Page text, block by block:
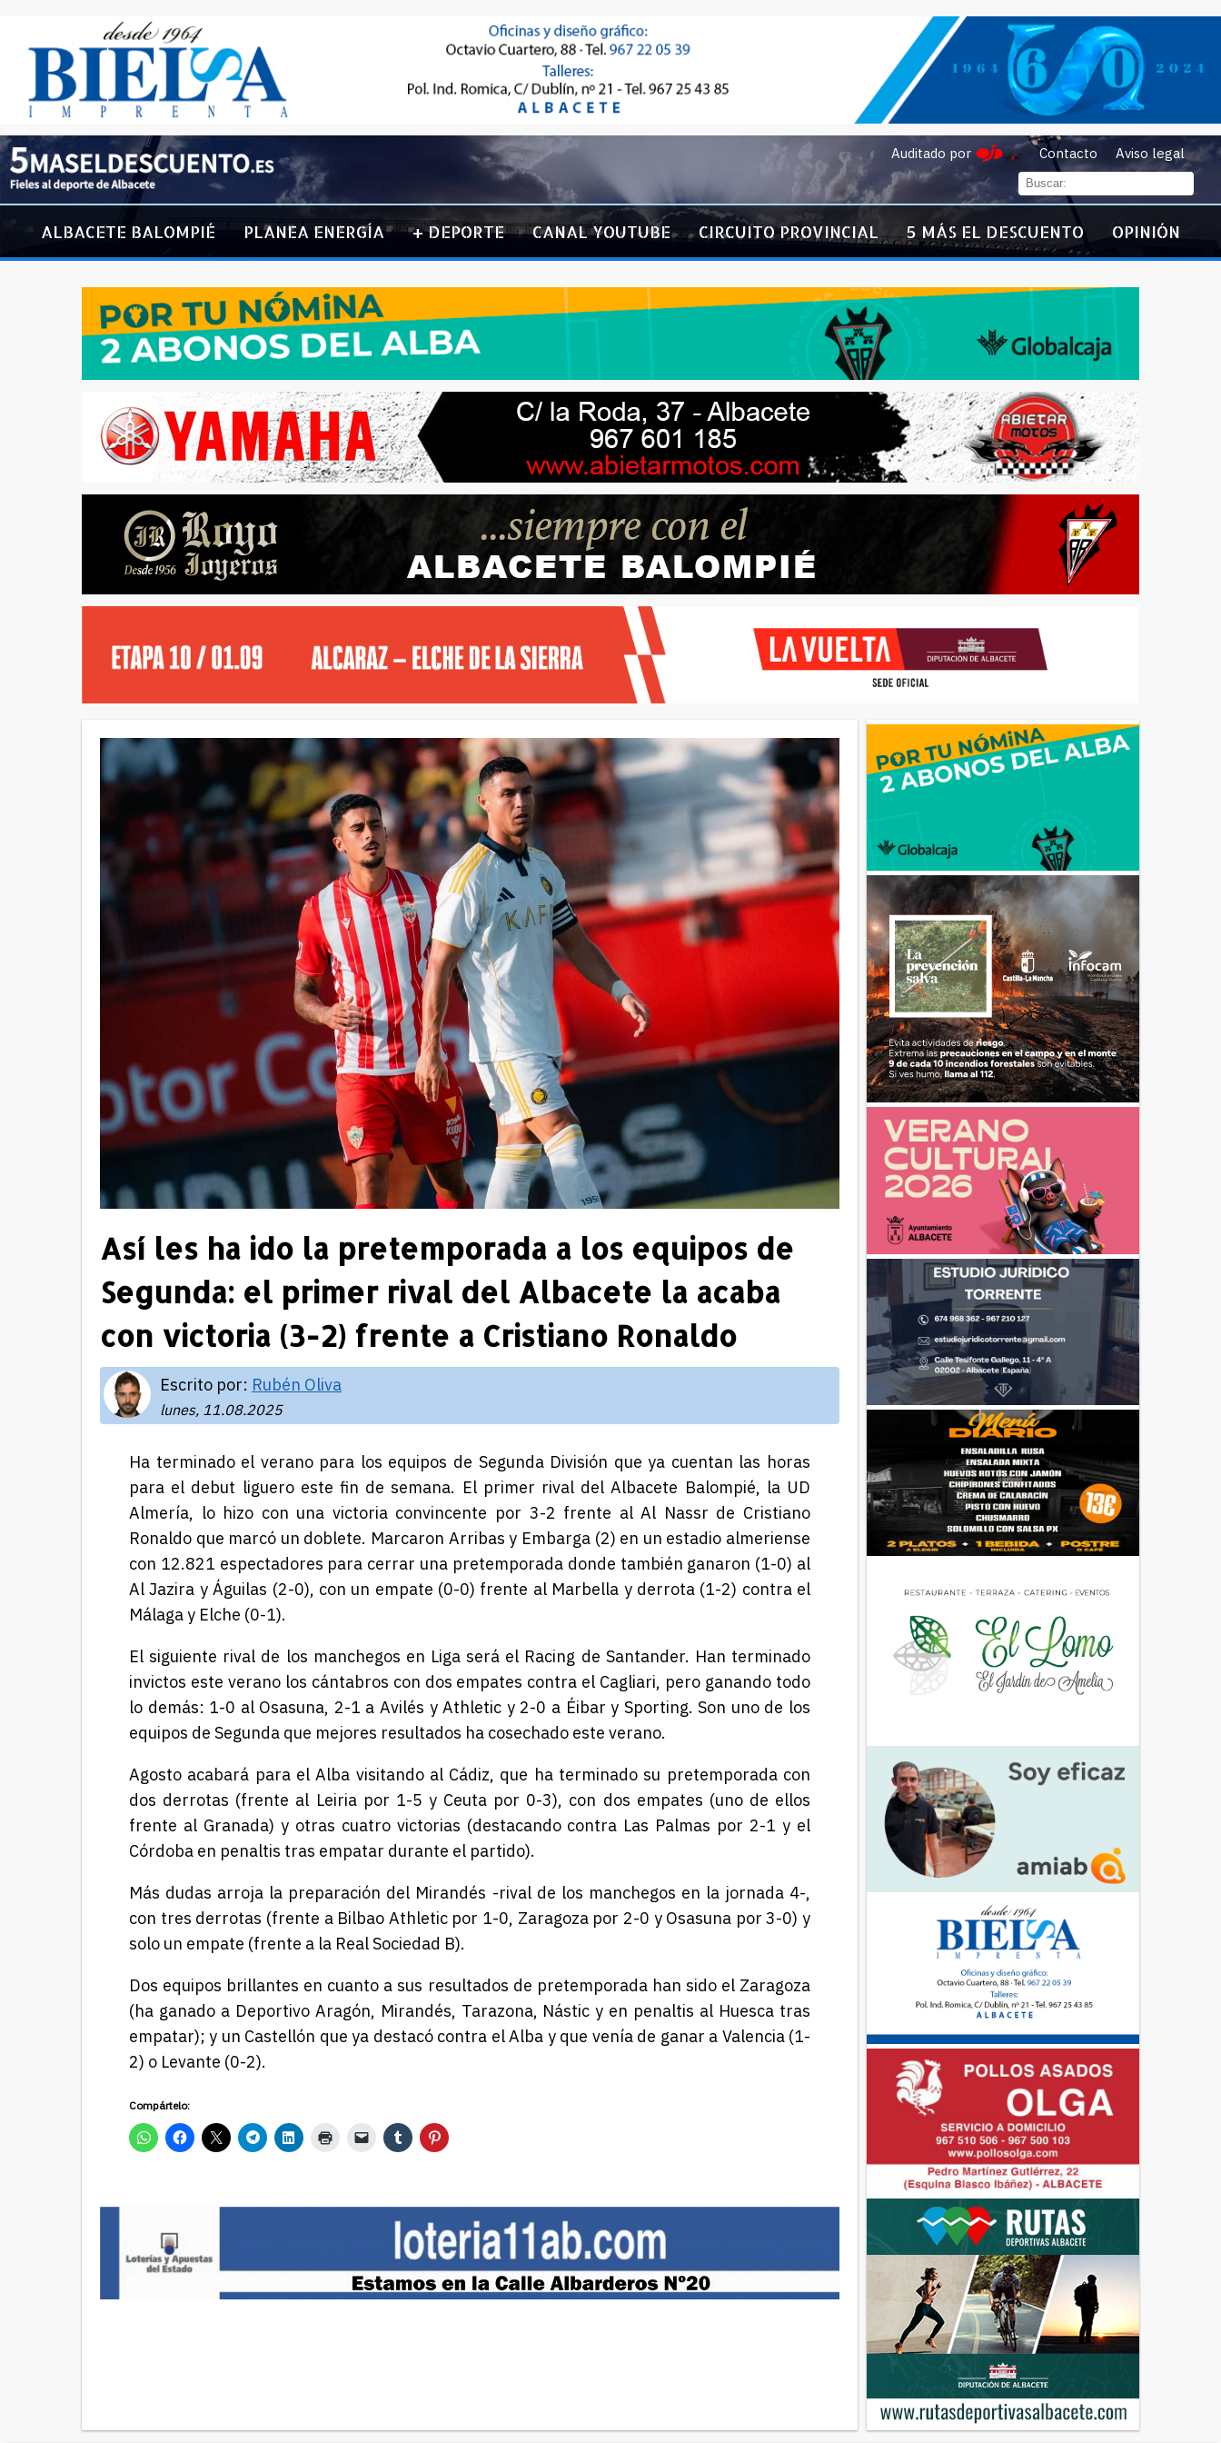
Auditado por Contacto Aviso legal
ALBACETE BALOMPIÉ PLANEA ENERGÍA + DEPORTE CANAL YOUTUBE CIRCUITO PROVINCIAL 5 MÁS EL DESCUENTO OPINIÓN
Así les ha ido la pretemporada a los equipos de
Segunda: el primer rival del Albacete la acaba
con victoria (3-2) frente a Cristiano Ronaldo
Escrito por: Rubén Oliva
lunes, 11.08.2025
Ha terminado el verano para los equipos de Segunda División que ya cuentan las horas
para el debut liguero este fin de semana. El primer rival del Albacete Balompié, la UD
Almería, lo hizo con una victoria convincente por 3-2 frente al Al Nassr de Cristiano
Ronaldo que marcó un doblete. Marcaron Arribas y Embarga (2) en un estadio almeriense
con 12.821 espectadores para cerrar una pretemporada donde también ganaron (1-0) al
Al Jazira y Águilas (2-0), con un empate (0-0) frente al Marbella y derrota (1-2) contra el
Málaga y Elche (0-1).
El siguiente rival de los manchegos en Liga será el Racing de Santander. Han terminado
invictos este verano los cántabros con dos empates contra el Cagliari, pero ganando todo
lo demás: 1-0 al Osasuna, 2-1 a Avilés y Athletic y 2-0 a Éibar y Sporting. Son uno de los
equipos de Segunda que mejores resultados ha cosechado este verano.
Agosto acabará para el Alba visitando al Cádiz, que ha terminado su pretemporada con
dos derrotas (frente al Leiria por 1-5 y Ceuta por 0-3), con dos empates (uno de ellos
frente al Granada) y otras cuatro victorias (destacando contra Las Palmas por 2-1 y el
Córdoba en penaltis tras empatar durante el partido).
Más dudas arroja la preparación del Mirandés -rival de los manchegos en la jornada 4-,
con tres derrotas (frente a Bilbao Athletic por 1-0, Zaragoza por 2-0 y Osasuna por 3-0) y
solo un empate (frente a la Real Sociedad B).
Dos equipos brillantes en cuanto a sus resultados de pretemporada han sido el Zaragoza
(ha ganado a Deportivo Aragón, Mirandés, Tarazona, Nástic y en penaltis al Huesca tras
empatar); y un Castellón que ya destacó contra el Alba y que venía de ganar a Valencia (1-
2) o Levante (0-2).
Compártelo: